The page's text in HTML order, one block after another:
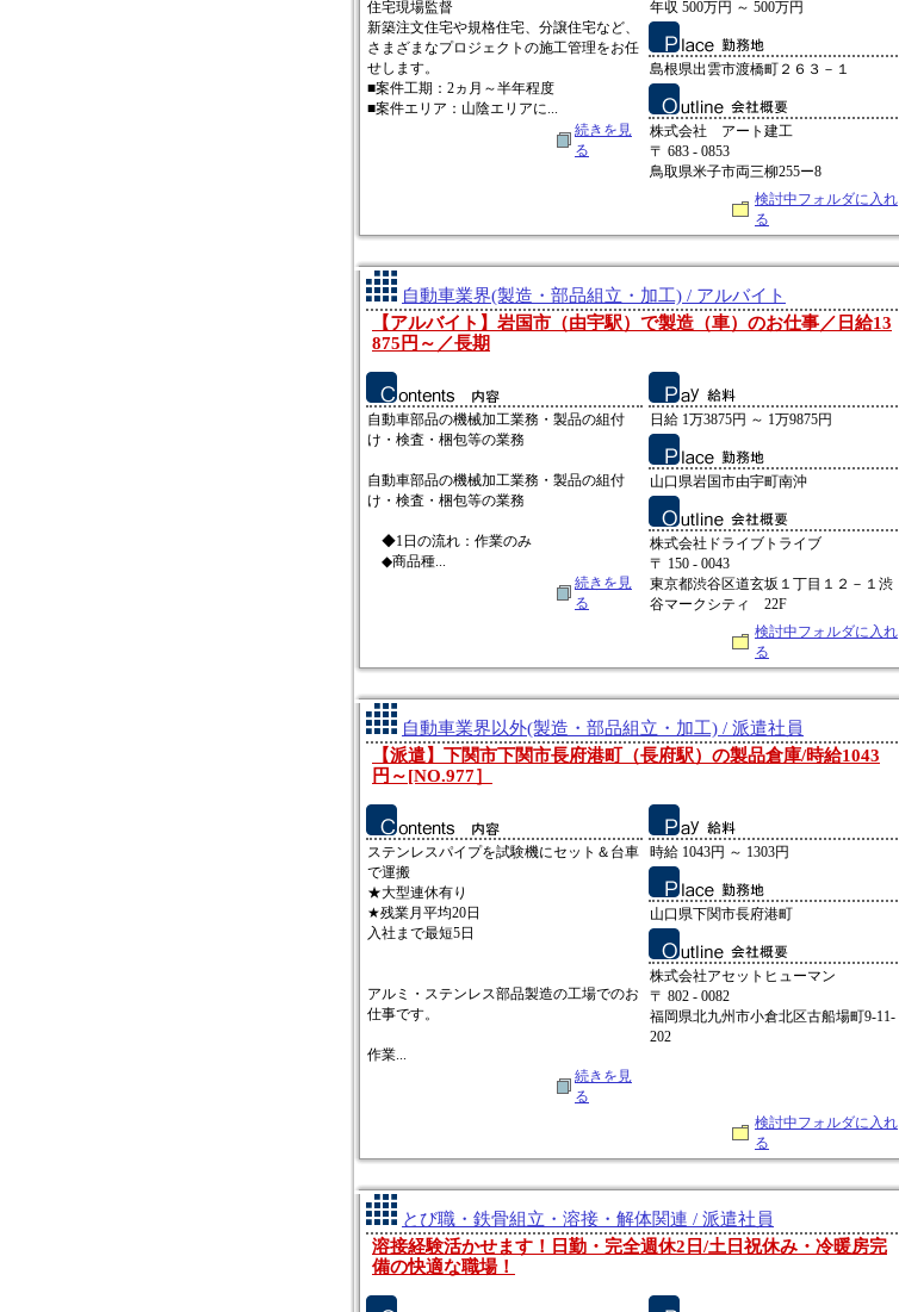
住宅現場監督
新築注文住宅や規格住宅、分譲住宅など、
さまざまなプロジェクトの施工管理をお任
せします。
■案件工期：2ヵ月～半年程度
■案件エリア：山陰エリアに...
続きを見
る
年収 500万円 ～ 500万円
島根県出雲市渡橋町２６３－１
株式会社 アート建工
〒 683 - 0853
鳥取県米子市両三柳255ー8
検討中フォルダに入れ
る
自動車業界(製造・部品組立・加工) / アルバイト
【アルバイト】岩国市（由宇駅）で製造（車）のお仕事／日給13
875円～／長期
自動車部品の機械加工業務・製品の組付
け・検査・梱包等の業務
自動車部品の機械加工業務・製品の組付
け・検査・梱包等の業務
◆1日の流れ：作業のみ
◆商品種...
続きを見
る
日給 1万3875円 ～ 1万9875円
山口県岩国市由宇町南沖
株式会社ドライブトライブ
〒 150 - 0043
東京都渋谷区道玄坂１丁目１２－１渋
谷マークシティ 22F
検討中フォルダに入れ
る
自動車業界以外(製造・部品組立・加工) / 派遣社員
【派遣】下関市下関市長府港町（長府駅）の製品倉庫/時給1043
円～[NO.977］
ステンレスパイプを試験機にセット＆台車
で運搬
★大型連休有り
★残業月平均20日
入社まで最短5日
アルミ・ステンレス部品製造の工場でのお
仕事です。
作業...
続きを見
る
時給 1043円 ～ 1303円
山口県下関市長府港町
株式会社アセットヒューマン
〒 802 - 0082
福岡県北九州市小倉北区古船場町9-11-
202
検討中フォルダに入れ
る
とび職・鉄骨組立・溶接・解体関連 / 派遣社員
溶接経験活かせます！日勤・完全週休2日/土日祝休み・冷暖房完
備の快適な職場！